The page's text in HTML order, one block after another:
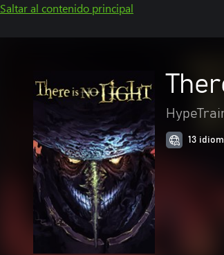
Saltar al contenido principal
13